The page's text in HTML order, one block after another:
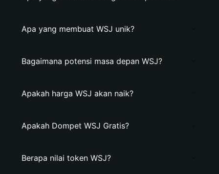
Apa yang membuat WSJ unik?
Bagaimana potensi masa depan WSJ?
Apakah harga WSJ akan naik?
Apakah Dompet WSJ Gratis?
Berapa nilai token WSJ?